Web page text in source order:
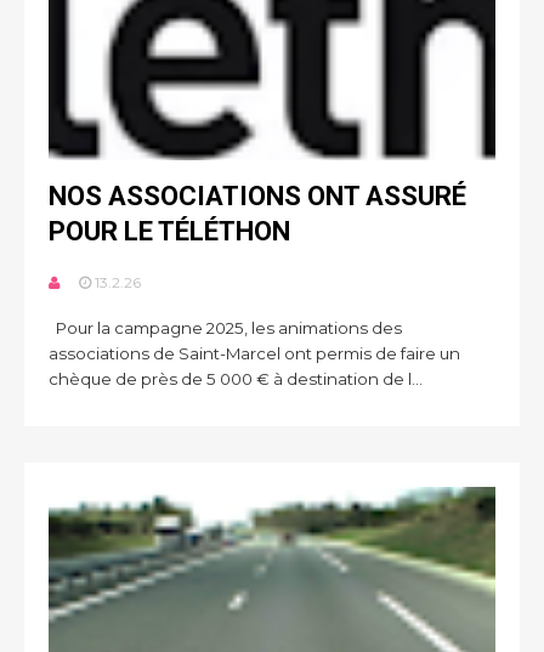
NOS ASSOCIATIONS ONT ASSURÉ
POUR LE TÉLÉTHON
13.2.26
Pour la campagne 2025, les animations des
associations de Saint-Marcel ont permis de faire un
chèque de près de 5 000 € à destination de l...